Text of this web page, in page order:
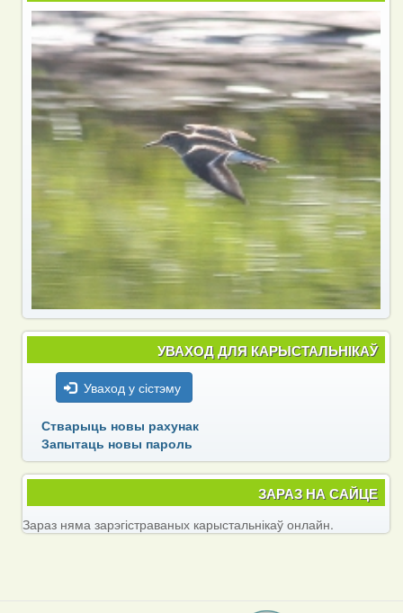
УВАХОД ДЛЯ КАРЫСТАЛЬНІКАЎ
Уваход у сістэму
Стварыць новы рахунак
Запытаць новы пароль
ЗАРАЗ НА САЙЦЕ
Зараз няма зарэгістраваных карыстальнікаў онлайн.